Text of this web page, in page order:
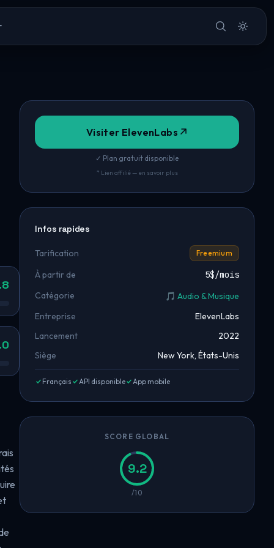
Visiter ElevenLabs
✓ Plan gratuit disponible
* Lien affilié — en savoir plus
Infos rapides
Tarification Freemium
À partir de
5$/mois
Catégorie
🎵 Audio & Musique
Entreprise
ElevenLabs
Lancement
2022
Siège
New York, États-Unis
Français API disponible App mobile
SCORE GLOBAL
9.2
/10